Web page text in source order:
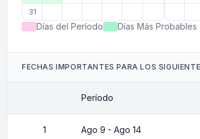
31
Días del Período Días Más
FECHAS IMPORTANTES PARA LOS
Período
1 Ago 9 - Ago 14